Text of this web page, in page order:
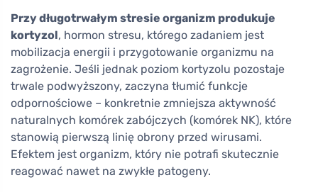
Przy długotrwałym stresie organizm produkuje
kortyzol, hormon stresu, którego zadaniem jest
mobilizacja energii i przygotowanie organizmu na
zagrożenie. Jeśli jednak poziom kortyzolu pozostaje
trwale podwyższony, zaczyna tłumić funkcje
odpornościowe – konkretnie zmniejsza aktywność
naturalnych komórek zabójczych (komórek NK), które
stanowią pierwszą linię obrony przed wirusami.
Efektem jest organizm, który nie potrafi skutecznie
reagować nawet na zwykłe patogeny.